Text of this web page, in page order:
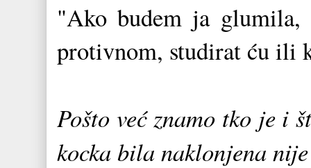
"Ako budem ja glumila,
protivnom, studirat ću ili
Pošto već znamo tko je i
kocka bila naklonjena